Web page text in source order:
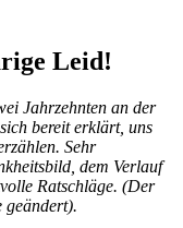
Leid!
Jahrzehnten an der
bereit erklärt, uns
Sehr
dem Verlauf
Ratschläge. (Der
geändert).